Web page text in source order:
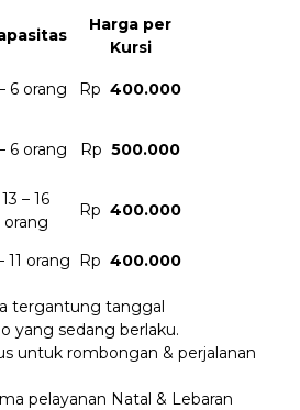
Harga per
Kursi
6 orang Rp 400.000
6 orang Rp 500.000
13 – 16
orang
Rp 400.000
11 orang Rp 400.000
tergantung tanggal
yang sedang berlaku.
untuk rombongan & perjalanan
pelayanan Natal & Lebaran